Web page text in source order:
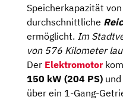
Speicherkapazität
durchschnittliche
ermöglicht. Im
von 576 Kilometer
Der Elektromotor
150 kW (204 PS)
über ein 1-Gang-